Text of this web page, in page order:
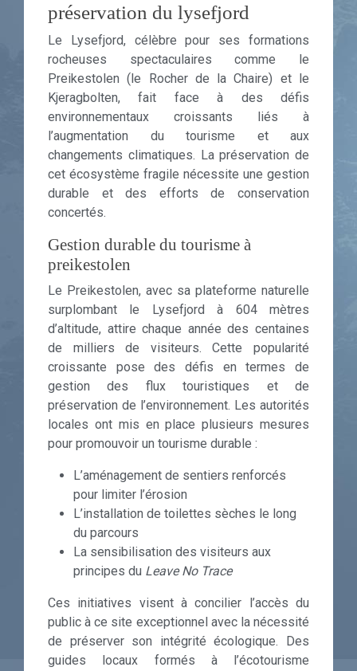
préservation du lysefjord
Le Lysefjord, célèbre pour ses formations
rocheuses spectaculaires comme le
Preikestolen (le Rocher de la Chaire) et le
Kjeragbolten, fait face à des défis
environnementaux croissants liés à
l’augmentation du tourisme et aux
changements climatiques. La préservation de
cet écosystème fragile nécessite une gestion
durable et des efforts de conservation
concertés.
Gestion durable du tourisme à
preikestolen
Le Preikestolen, avec sa plateforme naturelle
surplombant le Lysefjord à 604 mètres
d’altitude, attire chaque année des centaines
de milliers de visiteurs. Cette popularité
croissante pose des défis en termes de
gestion des flux touristiques et de
préservation de l’environnement. Les autorités
locales ont mis en place plusieurs mesures
pour promouvoir un tourisme durable :
L’aménagement de sentiers renforcés
pour limiter l’érosion
L’installation de toilettes sèches le long
du parcours
La sensibilisation des visiteurs aux
principes du Leave No Trace
Ces initiatives visent à concilier l’accès du
public à ce site exceptionnel avec la nécessité
de préserver son intégrité écologique. Des
guides locaux formés à l’écotourisme